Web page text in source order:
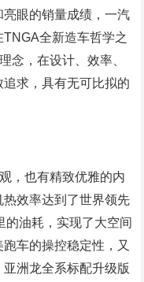
眼的销量成绩，一汽
全新造车哲学之
念，在设计、效率、
求，具有无可比拟的
，也有精致优雅的内
效率达到了世界领先
的油耗，实现了大空间
车的操控稳定性，又
洲龙全系标配升级版